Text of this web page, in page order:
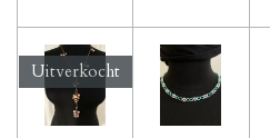
Uitverkocht